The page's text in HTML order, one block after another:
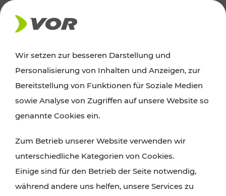
AKTUELLES
Ausflugstipps
Wien, Niederösterreich und das Burgenland
Wanderungen, Kultur und Gastronomie,
Radtouren oder purer Naturgenuss – viele
Attraktionen sind mit den Ticket- und Fahrplan-
Angeboten des VOR gut und schnell erreichbar.
Wir setzen zur besseren Darstellung und
Personalisierung von Inhalten und Anzeigen, zur
Bereitstellung von Funktionen für Soziale Medien
sowie Analyse von Zugriffen auf unsere Website so
genannte Cookies ein.
Zum Betrieb unserer Website verwenden wir
unterschiedliche Kategorien von Cookies.
Einige sind für den Betrieb der Seite notwendig,
während andere uns helfen, unsere Services zu